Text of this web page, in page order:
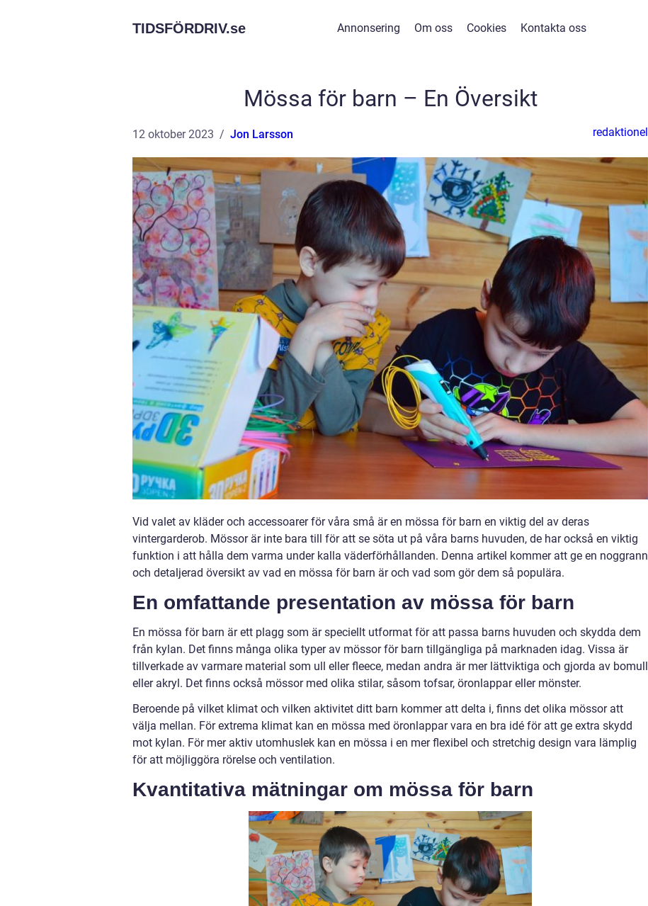
TIDSFÖRDRIV.se Annonsering Om oss Cookies Kontakta oss
Mössa för barn – En Översikt
12 oktober 2023 Jon Larsson redaktionel
Vid valet av kläder och accessoarer för våra små är en mössa för barn en viktig del av deras
vintergarderob. Mössor är inte bara till för att se söta ut på våra barns huvuden, de har också en viktig
funktion i att hålla dem varma under kalla väderförhållanden. Denna artikel kommer att ge en noggrann
och detaljerad översikt av vad en mössa för barn är och vad som gör dem så populära.
En omfattande presentation av mössa för barn
En mössa för barn är ett plagg som är speciellt utformat för att passa barns huvuden och skydda dem
från kylan. Det finns många olika typer av mössor för barn tillgängliga på marknaden idag. Vissa är
tillverkade av varmare material som ull eller fleece, medan andra är mer lättviktiga och gjorda av bomull
eller akryl. Det finns också mössor med olika stilar, såsom tofsar, öronlappar eller mönster.
Beroende på vilket klimat och vilken aktivitet ditt barn kommer att delta i, finns det olika mössor att
välja mellan. För extrema klimat kan en mössa med öronlappar vara en bra idé för att ge extra skydd
mot kylan. För mer aktiv utomhuslek kan en mössa i en mer flexibel och stretchig design vara lämplig
för att möjliggöra rörelse och ventilation.
Kvantitativa mätningar om mössa för barn